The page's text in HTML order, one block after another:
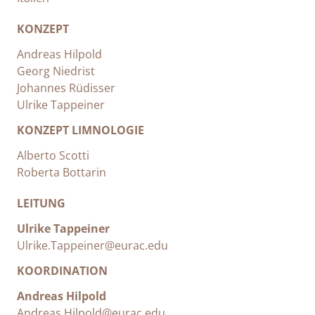
KONZEPT
Andreas Hilpold
Georg Niedrist
Johannes Rüdisser
Ulrike Tappeiner
KONZEPT LIMNOLOGIE
Alberto Scotti
Roberta Bottarin
LEITUNG
Ulrike Tappeiner
Ulrike.Tappeiner@eurac.edu
KOORDINATION
Andreas Hilpold